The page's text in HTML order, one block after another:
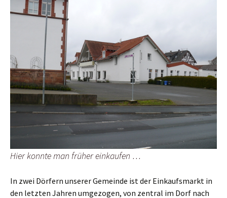
Hier konnte man früher einkaufen …
In zwei Dörfern unserer Gemeinde ist der Einkaufsmarkt in
den letzten Jahren umgezogen, von zentral im Dorf nach